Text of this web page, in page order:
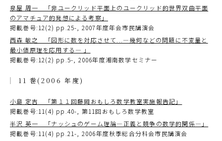
泉屋 周一 「非ユークリッド平面上のユークリッド的世界双曲平面
のアマチュア的発想による考察」
掲載巻号:12(2) pp.25-, 2007年度年会市民講演会
西森 敏之 「図形に数を対応させて...―幾何などの問題に不変量と
最小値原理を応用する― 」
掲載巻号:12(2) pp.5-, 2006年度湘南数学セミナー
11 巻(2006 年度)
小島 定吉 「第１１回藤岡おもしろ数学教室実施報告記」
掲載巻号:11(4) pp.40-, 第11回おもしろ数学教室
半沢 英一 「ナッシュのゲーム理論―正義と競争の数学的関係―」
掲載巻号:11(4) pp.21-, 2006年度秋季総合分科会市民講演会